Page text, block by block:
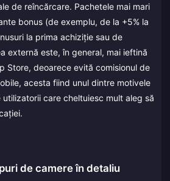
de reîncărcare. Pachetele mai mari
bonus (de exemplu, de la +5% la
la prima achiziție sau de
externă este, în general, mai ieftină
Store, deoarece evită comisionul de
acesta fiind unul dintre motivele
care cheltuiesc mult aleg să
de camere în detaliu